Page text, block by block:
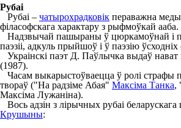
Рубаі
Рубаі – чатырохрадковік пераважна
філасофскага характару з рыфмоўкай ааба.
Надзвычай пашыраны ў цюркамоўнай і
паэзіі, адкуль прыйшоў і ў паэзію ўсходніх
Украінскі паэт Д. Паўлычка выдаў нават
(1987).
Часам выкарыстоўваецца ў ролі страфы
твораў ("На радзіме Абая" Максіма Танка,
Максіма Лужаніна).
Вось адзін з лірычных рубаі беларускага
Крушыны: